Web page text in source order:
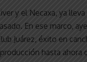
y el Necaxa, ya
En ese marco,
Juárez, éxito en
hasta ahora